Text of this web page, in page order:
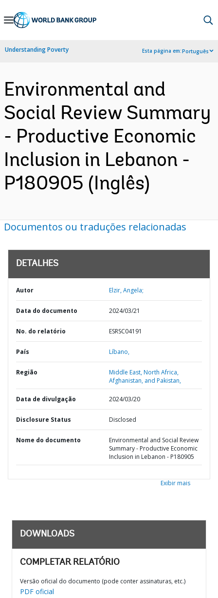
Skip
Navigation
Understanding Poverty Esta página em:Português
Environmental and
Social Review Summary
- Productive Economic
Inclusion in Lebanon -
P180905 (Inglês)
Documentos ou traduções relacionadas
DETALHES
Autor Elzir, Angela;
Data do documento 2024/03/21
No. do relatório ESRSC04191
País Líbano,
Região
Middle East, North Africa,
Afghanistan, and Pakistan,
Data de divulgação 2024/03/20
Disclosure Status Disclosed
Nome do documento
Environmental and Social Review
Summary - Productive Economic
Inclusion in Lebanon - P180905
Exibir mais
DOWNLOADS
COMPLETAR RELATÓRIO
Versão oficial do documento (pode conter assinaturas, etc.)
PDF oficial